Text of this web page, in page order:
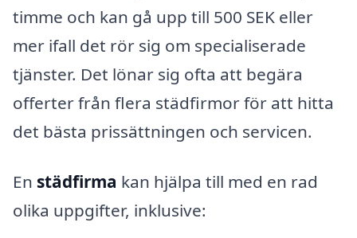
timme och kan gå upp till 500 SEK eller
mer ifall det rör sig om specialiserade
tjänster. Det lönar sig ofta att begära
offerter från flera städfirmor för att hitta
det bästa prissättningen och servicen.
En städfirma kan hjälpa till med en rad
olika uppgifter, inklusive: